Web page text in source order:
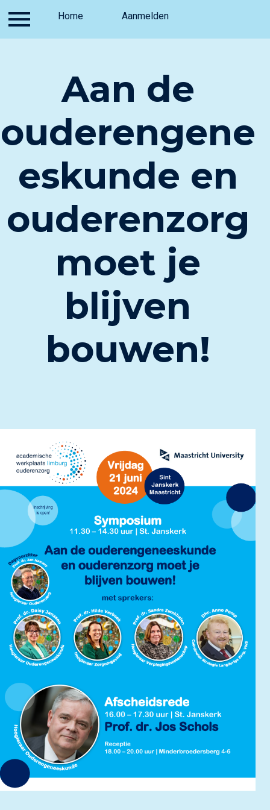
Aanmelden
Contact
Inloggen Home Aanmelden
Aan de
ouderengene
eskunde en
ouderenzorg
moet je
blijven
bouwen!